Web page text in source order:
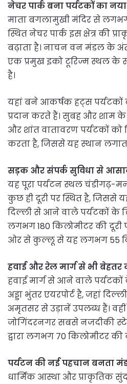
नेचर पार्क बना पर्यटकों का
माता बगलामुखी मंदिर से
स्थित नेचर पार्क इस क्षेत्र की
बढ़ाता है। नाचन वन मंडल के
एक प्रमुख इको टूरिज्म स्थल के
है।
यहां बने आकर्षक हट्स पर्यटकों
प्रदान करते हैं। सुबह और शाम
और शांत वातावरण पर्यटकों को
करता है, जिससे यह स्थान
सड़क और संपर्क सुविधा से
यह पूरा पर्यटन स्थल चंडीगढ़-
कुछ ही दूरी पर स्थित है, जिससे
दिल्ली से आने वाले पर्यटकों के
लगभग 180 किलोमीटर की
ओर से कुल्लू से यह लगभग 55
हवाई और रेल मार्ग से भी बेहतर
हवाई मार्ग से आने वाले
अड्डा भुंतर एयरपोर्ट है, जहां
अमृतसर से उड़ानें उपलब्ध हैं।
जोगिंदरनगर सबसे नजदीकी
द्वारा लगभग 70 किलोमीटर की
पर्यटन की नई पहचान बनता
धार्मिक आस्था और प्राकृतिक